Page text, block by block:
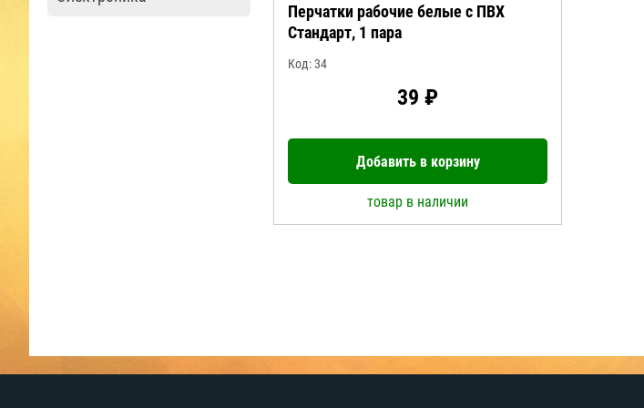
Перчатки рабочие белые с ПВХ
Стандарт, 1 пара
Код: 34
39 ₽
Добавить в корзину
товар в наличии